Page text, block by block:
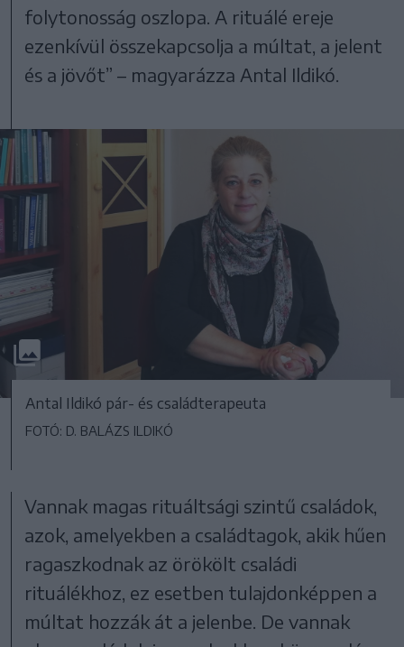
folytonosság oszlopa. A rituálé ereje
ezenkívül összekapcsolja a múltat, a jelent
és a jövőt” – magyarázza Antal Ildikó.
Antal Ildikó pár- és családterapeuta
FOTÓ: D. BALÁZS ILDIKÓ
Vannak magas rituáltsági szintű családok,
azok, amelyekben a családtagok, akik hűen
ragaszkodnak az örökölt családi
rituálékhoz, ez esetben tulajdonképpen a
múltat hozzák át a jelenbe. De vannak